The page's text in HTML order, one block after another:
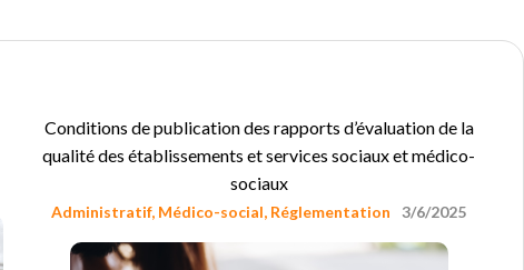
Conditions de publication des rapports d’évaluation de la
qualité des établissements et services sociaux et médico-
sociaux
Administratif, Médico-social, Réglementation 3/6/2025